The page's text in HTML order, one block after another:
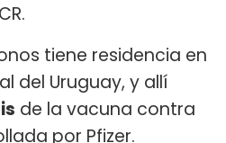
tiene residencia en
del Uruguay, y allí
de la vacuna contra
por Pfizer.